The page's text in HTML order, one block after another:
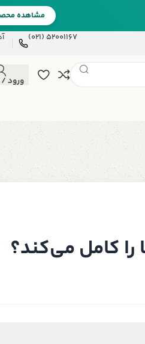
مشاهده
52001167 (021)
ورود
کامل می‌کند؟